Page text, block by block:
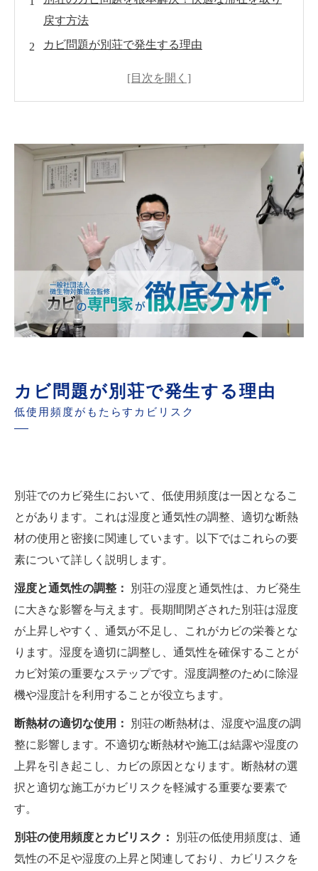
戻す方法
カビ問題が別荘で発生する理由
快適な別荘滞在へのステップ
世良 秀雄-カビのプロフェッシャル-
カビ問題が別荘で発生する理由
低使用頻度がもたらすカビリスク
別荘でのカビ発生において、低使用頻度は一因となるこ
とがあります。これは湿度と通気性の調整、適切な断熱
材の使用と密接に関連しています。以下ではこれらの要
素について詳しく説明します。
湿度と通気性の調整：
別荘の湿度と通気性は、カビ発生
に大きな影響を与えます。長期間閉ざされた別荘は湿度
が上昇しやすく、通気が不足し、これがカビの栄養とな
ります。湿度を適切に調整し、通気性を確保することが
カビ対策の重要なステップです。湿度調整のために除湿
機や湿度計を利用することが役立ちます。
断熱材の適切な使用：
別荘の断熱材は、湿度や温度の調
整に影響します。不適切な断熱材や施工は結露や湿度の
上昇を引き起こし、カビの原因となります。断熱材の選
択と適切な施工がカビリスクを軽減する重要な要素で
す。
別荘の使用頻度とカビリスク：
別荘の低使用頻度は、通
気性の不足や湿度の上昇と関連しており、カビリスクを